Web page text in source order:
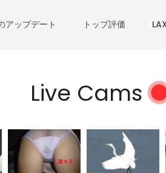
アップデート トップ評価
Live Cams